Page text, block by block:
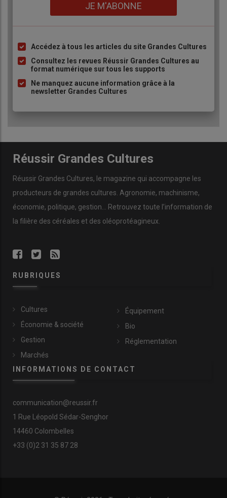
JE M'ABONNE
Liste
à
puce
Accédez à tous les articles du site Grandes Cultures
Consultez les revues Réussir Grandes Cultures au
format numérique sur tous les supports
Ne manquez aucune information grâce à la
newsletter Grandes Cultures
Réussir Grandes Cultures
Réussir Grandes Cultures, le magazine qui accompagne les
producteurs de grandes cultures Agronomie, machinisme,
économie, politique, gestion … Retrouvez toute l’information de
la filière des céréales et des oléoprotéagineux
RUBRIQUES
Cultures
Économie & société
Gestion
Marchés
Équipement
Bio
Réglementation
INFORMATIONS DE CONTACT
communication@reussir.fr
1 Rue Léopold Sédar-Senghor
14460 Colombelles
+33 (0)2 31 35 87 28